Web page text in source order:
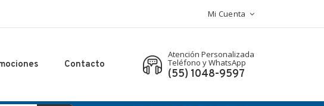
Mi Cuenta
Contacto
Atención Personalizada
Teléfono y WhatsApp
(55) 1048-9597